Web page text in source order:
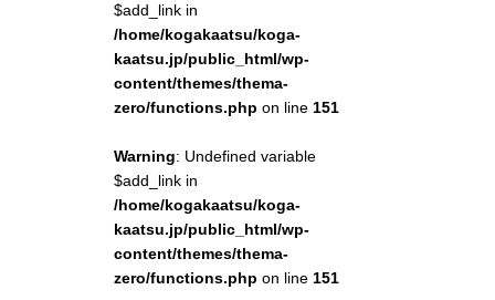
$add_link in
/home/kogakaatsu/koga-
kaatsu.jp/public_html/wp-
content/themes/thema-
zero/functions.php on line 151
Warning: Undefined variable
$add_link in
/home/kogakaatsu/koga-
kaatsu.jp/public_html/wp-
content/themes/thema-
zero/functions.php on line 151